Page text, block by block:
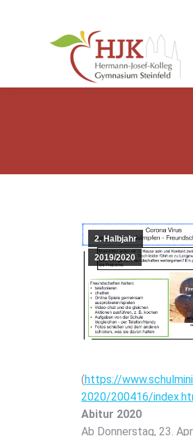
2. Halbjahr
2019/2020
(https://
2020/200416/
Abitur 2020
Ab Don­ners­tag, 23.